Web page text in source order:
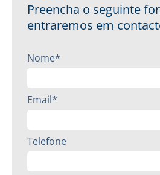
Preencha o seguinte
entraremos em
Nome*
Email*
Telefone